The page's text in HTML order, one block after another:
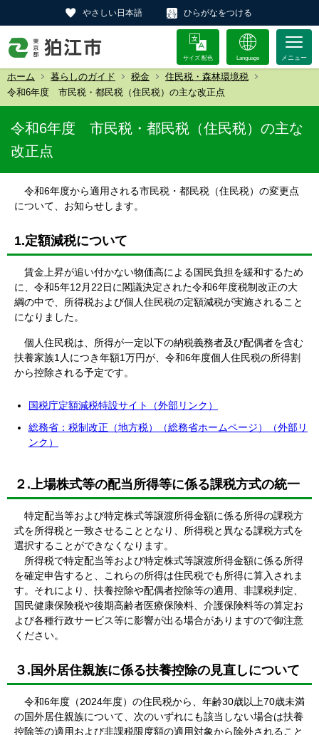
やさしい日本語 ひらがなをつける
サイズ 配色 Language
ホーム 暮らしのガイド 税金
住民税・森林環境税
令和6年度 市民税・都民税（住民税）の主な改正点
令和6年度 市民税・都民税（住民税）の主な
改正点
令和6年度から適用される市民税・都民税（住民税）の変更点
について、お知らせします。
1.定額減税について
賃金上昇が追い付かない物価高による国民負担を緩和するため
に、令和5年12月22日に閣議決定された令和6年度税制改正の大
綱の中で、所得税および個人住民税の定額減税が実施されること
になりました。
個人住民税は、所得が一定以下の納税義務者及び配偶者を含む
扶養家族1人につき年額1万円が、令和6年度個人住民税の所得割
から控除される予定です。
国税庁定額減税特設サイト（外部リンク）
総務省：税制改正（地方税）（総務省ホームページ）（外部リ
ンク）
２.上場株式等の配当所得等に係る課税方式の統一
特定配当等および特定株式等譲渡所得金額に係る所得の課税方
式を所得税と一致させることとなり、所得税と異なる課税方式を
選択することができなくなります。
所得税で特定配当等および特定株式等譲渡所得金額に係る所得
を確定申告すると、これらの所得は住民税でも所得に算入されま
す。それにより、扶養控除や配偶者控除等の適用、非課税判定、
国民健康保険税や後期高齢者医療保険料、介護保険料等の算定お
よび各種行政サービス等に影響が出る場合がありますので御注意
ください。
３.国外居住親族に係る扶養控除の見直しについて
令和6年度（2024年度）の住民税から、年齢30歳以上70歳未満
の国外居住親族について、次のいずれにも該当しない場合は扶養
控除等の適用および非課税限度額の適用対象から除外されること